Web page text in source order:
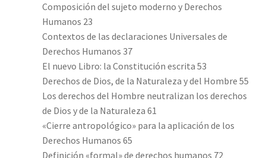
Composición del sujeto moderno y Derechos
Humanos 23
Contextos de las declaraciones Universales de
Derechos Humanos 37
El nuevo Libro: la Constitución escrita 53
Derechos de Dios, de la Naturaleza y del Hombre 55
Los derechos del Hombre neutralizan los derechos
de Dios y de la Naturaleza 61
«Cierre antropológico» para la aplicación de los
Derechos Humanos 65
Definición «formal» de derechos humanos 72